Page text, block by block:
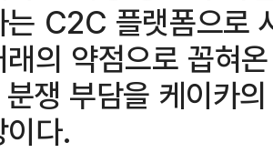
C2C 플랫폼으로
의 약점으로 꼽혀
쟁 부담을 케이카
다.